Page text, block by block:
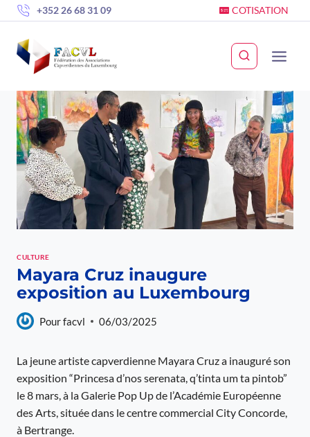
Skip
to
content
+352 26 68 31 09 COTISATION
CULTURE
Mayara Cruz inaugure
exposition au Luxembourg
Pourfacvl 06/03/2025
La jeune artiste capverdienne Mayara Cruz a inauguré son
exposition “Princesa d’nos serenata, q’tinta um ta pintob”
le 8 mars, à la Galerie Pop Up de l’Académie Européenne
des Arts, située dans le centre commercial City Concorde,
à Bertrange.